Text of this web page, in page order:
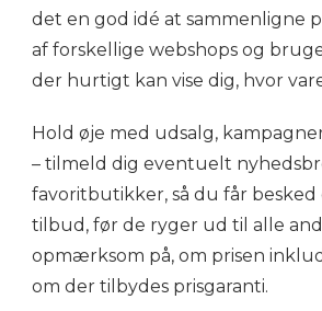
det en god idé at sammenligne
af forskellige webshops og
der hurtigt kan vise dig, hvor
Hold øje med udsalg,
– tilmeld dig eventuelt
favoritbutikker, så du får
tilbud, før de ryger ud til alle
opmærksom på, om prisen
om der tilbydes prisgaranti.